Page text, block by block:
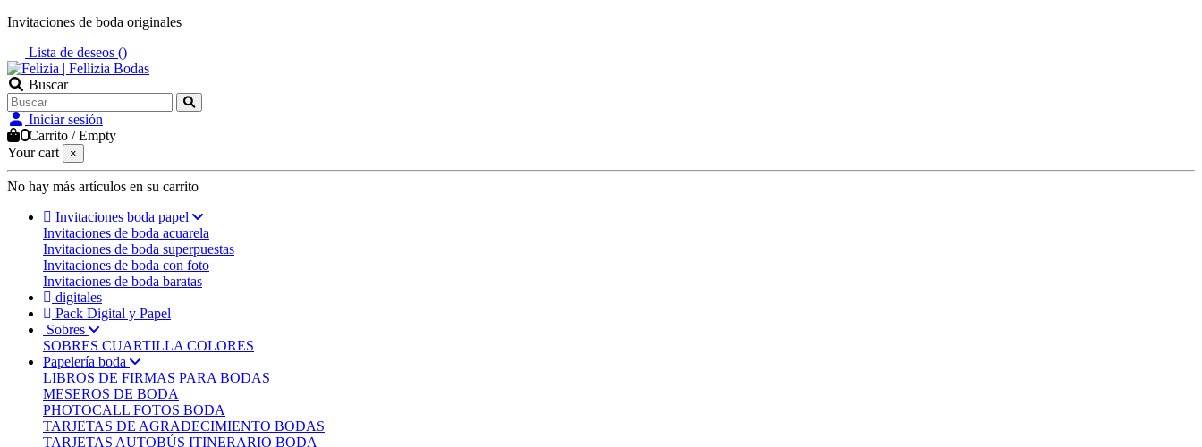
Invitaciones de boda originales
Lista de deseos ()
Buscar
Iniciar sesión
0Carrito /Empty
Your cart
×
No hay más artículos en su carrito
Invitaciones boda papel
Invitaciones de boda acuarela
Invitaciones de boda superpuestas
Invitaciones de boda con foto
Invitaciones de boda baratas
digitales
Pack Digital y Papel
Sobres
SOBRES CUARTILLA COLORES
Papelería boda
LIBROS DE FIRMAS PARA BODAS
MESEROS DE BODA
PHOTOCALL FOTOS BODA
TARJETAS DE AGRADECIMIENTO BODAS
TARJETAS AUTOBÚS ITINERARIO BODA